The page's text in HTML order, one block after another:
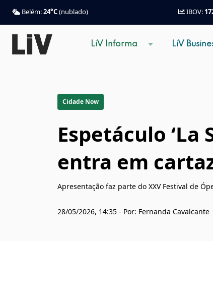
Belém:24°C(nublado) IBOV:
LiV Informa LiV
Cidade Now
Espetáculo
entra em
Apresentação faz parte do XXV Festival de
28/05/2026, 14:35 - Por: Fernanda Cavalcante